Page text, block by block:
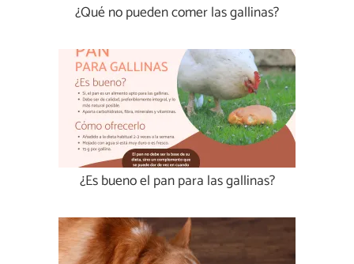
¿Qué no pueden comer las gallinas?
¿Es bueno el pan para las gallinas?